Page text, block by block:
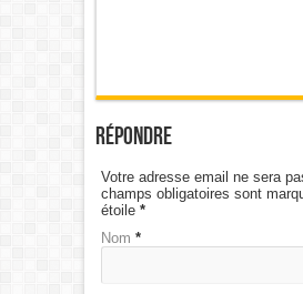
Répondre
Votre adresse email ne sera
champs obligatoires sont
étoile *
Nom *